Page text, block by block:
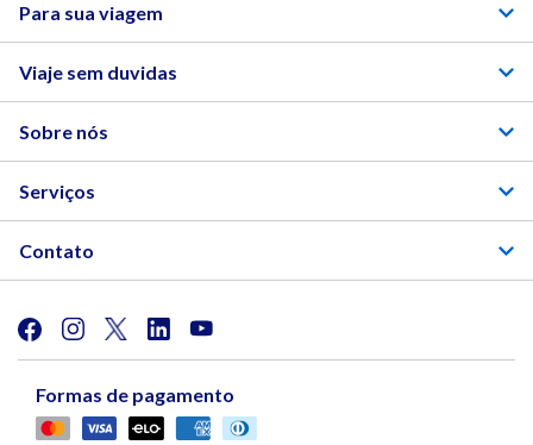
Para sua viagem
Viaje sem duvidas
Sobre nós
Serviços
Contato
Formas de pagamento